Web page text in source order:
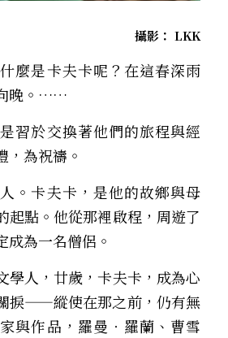
攝影： LKK
是卡夫卡呢？在這春深雨
晚。……
於交換著他們的旅程與經
，為祝禱。
卡夫卡，是他的故鄉與母
起點。他從那裡啟程，周遊了
成為一名僧侶。
人，廿歲，卡夫卡，成為心
捩——縱使在那之前，仍有無
與作品，羅曼‧羅蘭、曹雪